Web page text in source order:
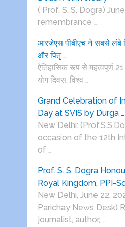
( Prof. S. S. Dogra)
remembrance …
आरजेएस पीबीएच ने सबसे लंबे
और पितृ …
ऐतिहासिक रूप से महत्वपूर्ण
योग दिवस, विश्व …
Grand Celebration of
Day at SVIS by Durga …
New Delhi:
occasion of the 12th
of …
Prof. S. S. Dogra
Royal Kingdom, PPI-
New Delhi, June 22,
Parichay News Desk)
journalist, author, …